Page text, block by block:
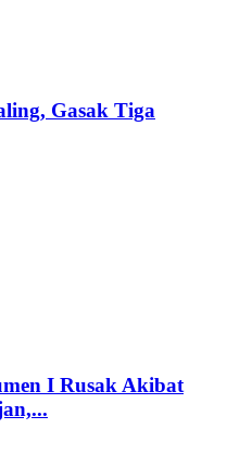
Gasak Tiga
I Rusak Akibat